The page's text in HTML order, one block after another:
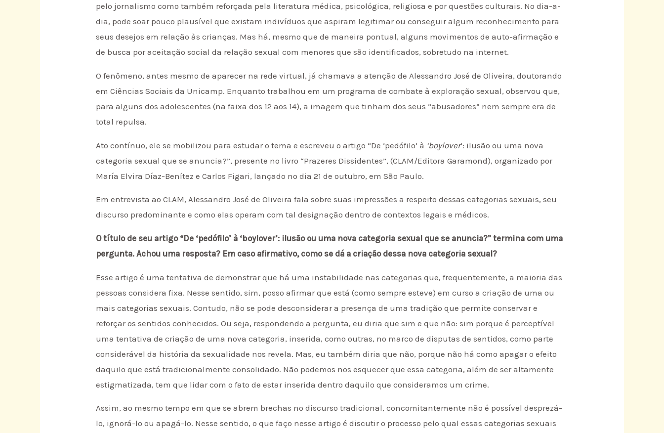
pelo jornalismo como também reforçada pela literatura médica, psicológica, religiosa e por questões culturais. No dia-a-
dia, pode soar pouco plausível que existam indivíduos que aspiram legitimar ou conseguir algum reconhecimento para
seus desejos em relação às crianças. Mas há, mesmo que de maneira pontual, alguns movimentos de auto-afirmação e
de busca por aceitação social da relação sexual com menores que são identificados, sobretudo na internet.
O fenômeno, antes mesmo de aparecer na rede virtual, já chamava a atenção de Alessandro José de Oliveira, doutorando
em Ciências Sociais da Unicamp. Enquanto trabalhou em um programa de combate à exploração sexual, observou que,
para alguns dos adolescentes (na faixa dos 12 aos 14), a imagem que tinham dos seus “abusadores” nem sempre era de
total repulsa.
Ato contínuo, ele se mobilizou para estudar o tema e escreveu o artigo “De ‘pedófilo’ à ‘boylover’: ilusão ou uma nova
categoria sexual que se anuncia?”, presente no livro “Prazeres Dissidentes”, (CLAM/Editora Garamond), organizado por
María Elvira Díaz-Benítez e Carlos Figari, lançado no dia 21 de outubro, em São Paulo.
Em entrevista ao CLAM, Alessandro José de Oliveira fala sobre suas impressões a respeito dessas categorias sexuais, seu
discurso predominante e como elas operam com tal designação dentro de contextos legais e médicos.
O título de seu artigo “De ‘pedófilo’ à ‘boylover’: ilusão ou uma nova categoria sexual que se anuncia?” termina com uma
pergunta. Achou uma resposta? Em caso afirmativo, como se dá a criação dessa nova categoria sexual?
Esse artigo é uma tentativa de demonstrar que há uma instabilidade nas categorias que, frequentemente, a maioria das
pessoas considera fixa. Nesse sentido, sim, posso afirmar que está (como sempre esteve) em curso a criação de uma ou
mais categorias sexuais. Contudo, não se pode desconsiderar a presença de uma tradição que permite conservar e
reforçar os sentidos conhecidos. Ou seja, respondendo a pergunta, eu diria que sim e que não: sim porque é perceptível
uma tentativa de criação de uma nova categoria, inserida, como outras, no marco de disputas de sentidos, como parte
considerável da história da sexualidade nos revela. Mas, eu também diria que não, porque não há como apagar o efeito
daquilo que está tradicionalmente consolidado. Não podemos nos esquecer que essa categoria, além de ser altamente
estigmatizada, tem que lidar com o fato de estar inserida dentro daquilo que consideramos um crime.
Assim, ao mesmo tempo em que se abrem brechas no discurso tradicional, concomitantemente não é possível desprezá-
lo, ignorá-lo ou apagá-lo. Nesse sentido, o que faço nesse artigo é discutir o processo pelo qual essas categorias sexuais